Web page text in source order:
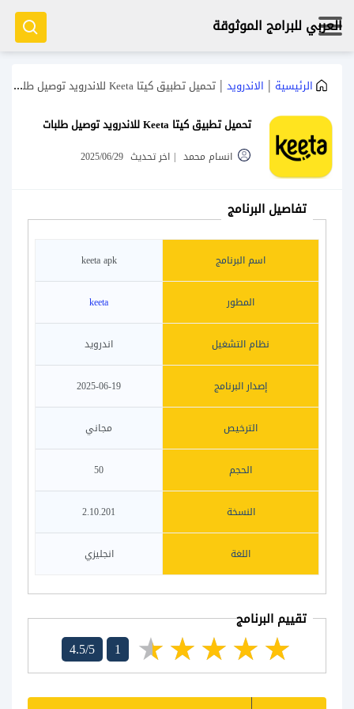
العربي للبرامج الموثوقة
الرئيسية | الاندرويد | تحميل تطبيق كيتا Keeta للاندرويد توصيل طلبات
تحميل تطبيق كيتا Keeta للاندرويد توصيل طلبات
انسام محمد | اخر تحديث 2025/06/29
تفاصيل البرنامج
اسم البرنامج keeta apk
المطور keeta
نظام التشغيل اندرويد
إصدار البرنامج 2025-06-19
الترخيص مجاني
الحجم 50
النسخة 2.10.201
اللغة انجليزي
تقييم البرنامج
4.5/5 1